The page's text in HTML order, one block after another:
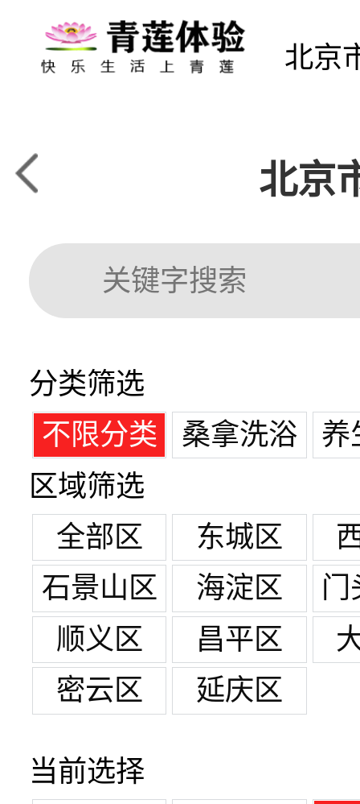
北京
北京
分类筛选
不限分类
桑拿洗浴
养
区域筛选
全部区
东城区
石景山区
海淀区
门
顺义区
昌平区
密云区
延庆区
当前选择